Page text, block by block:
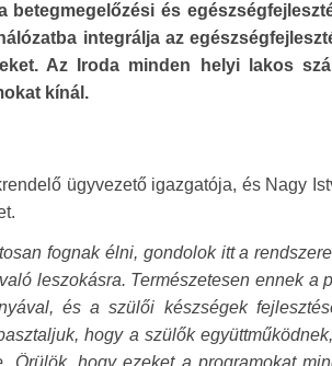
betegmegelőzési és
integrálja az
Az Iroda minden helyi lakos
kínál.
ügyvezető igazgatója, és Nagy
fognak élni, gondolok itt a
leszokásra. Természetesen ennek a
és a szülői készségek
hogy a szülők